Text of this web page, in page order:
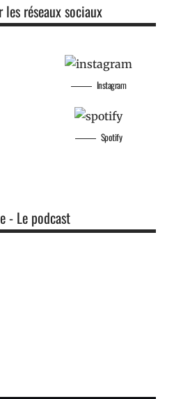
les réseaux sociaux
Instagram
Spotify
- Le podcast